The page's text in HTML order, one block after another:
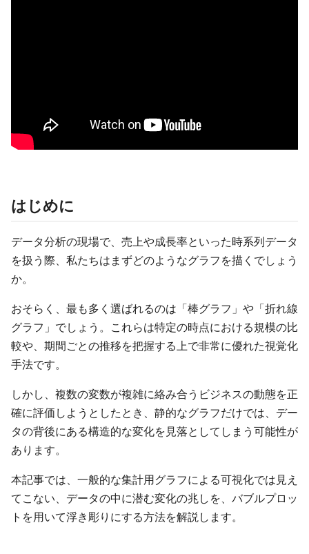
はじめに
データ分析の現場で、売上や成長率といった時系列データ
を扱う際、私たちはまずどのようなグラフを描くでしょう
か。
おそらく、最も多く選ばれるのは「棒グラフ」や「折れ線
グラフ」でしょう。これらは特定の時点における規模の比
較や、期間ごとの推移を把握する上で非常に優れた視覚化
手法です。
しかし、複数の変数が複雑に絡み合うビジネスの動態を正
確に評価しようとしたとき、静的なグラフだけでは、デー
タの背後にある構造的な変化を見落としてしまう可能性が
あります。
本記事では、一般的な集計用グラフによる可視化では見え
てこない、データの中に潜む変化の兆しを、バブルプロッ
トを用いて浮き彫りにする方法を解説します。